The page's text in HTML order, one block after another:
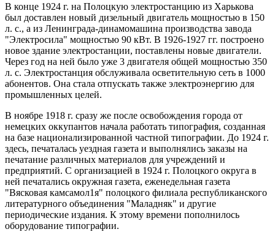
В конце 1924 г. на Полоцкую электростанцию из Харькова
был доставлен новый дизельный двигатель мощностью в 150
л. с., а из Ленинграда-динамомашина производства завода
"Электросила" мощностью 90 кВт. В 1926-1927 гг. построено
новое здание электростанции, поставлены новые двигатели.
Через год на ней было уже 3 двигателя общей мощностью 350
л. с. Электростанция обслуживала осветительную сеть в 1000
абонентов. Она стала отпускать также электроэнергию для
промышленных целей.
В ноябре 1918 г. сразу же после освобождения города от
немецких оккупантов начала работать типография, созданная
на базе национализированной частной типографии. До 1924 г.
здесь, печаталась уездная газета и выполнялись заказы на
печатание различных материалов для учреждений и
предприятий. С организацией в 1924 г. Полоцкого округа в
ней печатались окружная газета, еженедельная газета
"Вясковая камсамол1я" полоцкого филиала республиканского
литературного объединения "Маладняк" и другие
периодические издания. К этому времени пополнилось
оборудование типографии.